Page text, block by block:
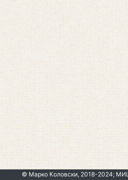
© Марко Коловски, 2018-2024;